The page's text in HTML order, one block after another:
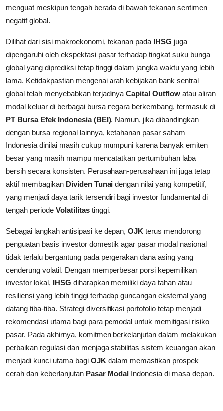
menguat meskipun tengah berada di bawah tekanan sentimen
negatif global.
Dilihat dari sisi makroekonomi, tekanan pada IHSG juga
dipengaruhi oleh ekspektasi pasar terhadap tingkat suku bunga
global yang diprediksi tetap tinggi dalam jangka waktu yang lebih
lama. Ketidakpastian mengenai arah kebijakan bank sentral
global telah menyebabkan terjadinya Capital Outflow atau aliran
modal keluar di berbagai bursa negara berkembang, termasuk di
PT Bursa Efek Indonesia (BEI). Namun, jika dibandingkan
dengan bursa regional lainnya, ketahanan pasar saham
Indonesia dinilai masih cukup mumpuni karena banyak emiten
besar yang masih mampu mencatatkan pertumbuhan laba
bersih secara konsisten. Perusahaan-perusahaan ini juga tetap
aktif membagikan Dividen Tunai dengan nilai yang kompetitif,
yang menjadi daya tarik tersendiri bagi investor fundamental di
tengah periode Volatilitas tinggi.
Sebagai langkah antisipasi ke depan, OJK terus mendorong
penguatan basis investor domestik agar pasar modal nasional
tidak terlalu bergantung pada pergerakan dana asing yang
cenderung volatil. Dengan memperbesar porsi kepemilikan
investor lokal, IHSG diharapkan memiliki daya tahan atau
resiliensi yang lebih tinggi terhadap guncangan eksternal yang
datang tiba-tiba. Strategi diversifikasi portofolio tetap menjadi
rekomendasi utama bagi para pemodal untuk memitigasi risiko
pasar. Pada akhirnya, komitmen berkelanjutan dalam melakukan
perbaikan regulasi dan menjaga stabilitas sistem keuangan akan
menjadi kunci utama bagi OJK dalam memastikan prospek
cerah dan keberlanjutan Pasar Modal Indonesia di masa depan.